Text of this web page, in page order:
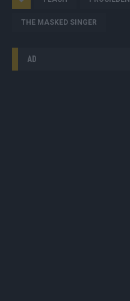
THE MASKED SINGER
AD